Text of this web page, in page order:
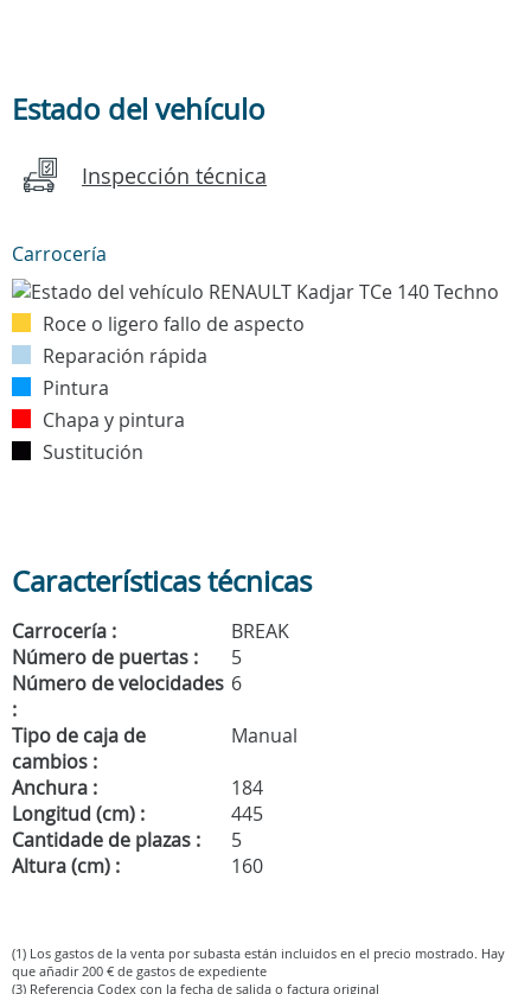
Estado del vehículo
Inspección técnica
Carrocería
Roce o ligero fallo de aspecto
Reparación rápida
Pintura
Chapa y pintura
Sustitución
Características técnicas
Carrocería :
BREAK
Número de puertas :
5
Número de velocidades
:
6
Tipo de caja de
cambios :
Manual
Anchura :
184
Longitud (cm) :
445
Cantidade de plazas :
5
Altura (cm) :
160
(1) Los gastos de la venta por subasta están incluidos en el precio mostrado. Hay
que añadir 200 € de gastos de expediente
(3) Referencia Codex con la fecha de salida o factura original